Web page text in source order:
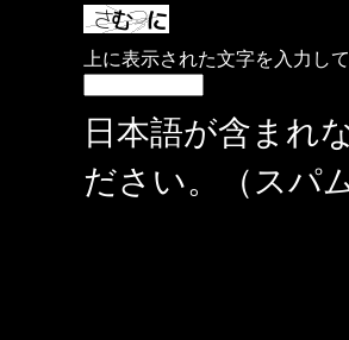
上に表示された文字を入力し
日本語が含まれ
ださい。（スパ